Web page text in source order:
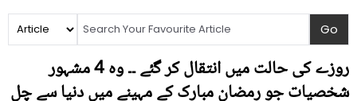
روزے کی حالت میں انتقال کر گئے ۔۔ وہ 4 مشہور
شخصیات جو رمضان مبارک کے مہینے میں دنیا سے چل